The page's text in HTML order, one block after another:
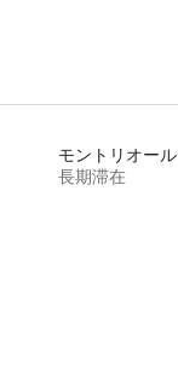
モントリオール
長期滞在